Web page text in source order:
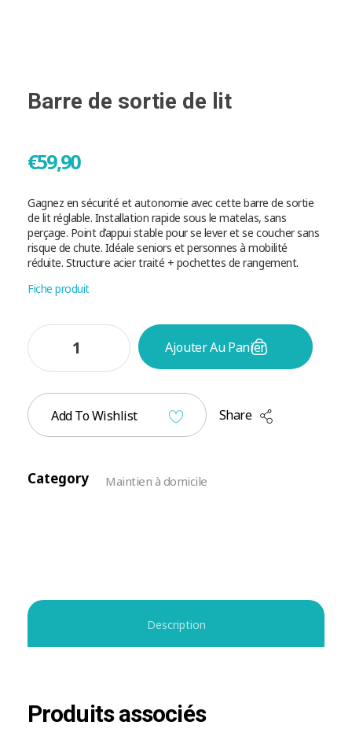
Barre de sortie de lit
€59,90
Gagnez en sécurité et autonomie avec cette barre de sortie
de lit réglable. Installation rapide sous le matelas, sans
perçage. Point d’appui stable pour se lever et se coucher sans
risque de chute. Idéale seniors et personnes à mobilité
réduite. Structure acier traité + pochettes de rangement.
Fiche produit
Ajouter Au Panier
Add To Wishlist Share
Category Maintien à domicile
Description
Produits associés